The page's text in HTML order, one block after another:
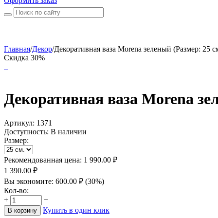
Главная/Декор/Декоративная ваза Morena зеленый (Размер: 25
Скидка 30%
Декоративная ваза Morena
Артикул: 1371
Доступность: В наличии
Размер:
Рекомендованная цена: 1 990.00 ₽
1 390.00 ₽
Вы экономите: 600.00 ₽ (30%)
Кол-во:
+
−
В корзину Купить в один клик